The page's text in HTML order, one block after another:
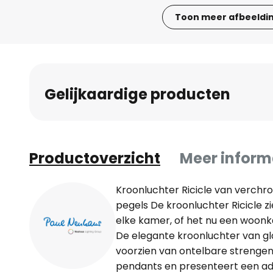
Toon meer
vanGelijkaardige producten
Productoverzicht Meer
Kroonluchter Ricicle van
pegels De kroonluchter Ricicle
elke kamer, of het nu een
De elegante kroonluchter van
voorzien van ontelbare
pendants en presenteert een